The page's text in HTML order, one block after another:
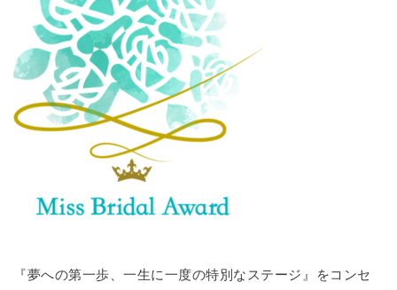
『夢への第一歩、一生に一度の特別なステージ』をコンセ